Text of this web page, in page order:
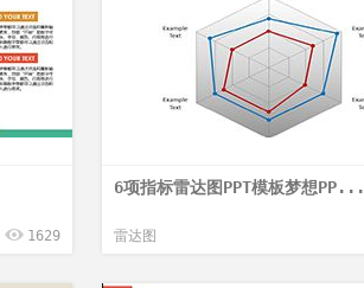
1629
6项指标雷达图PPT模板梦想PP...
雷达图